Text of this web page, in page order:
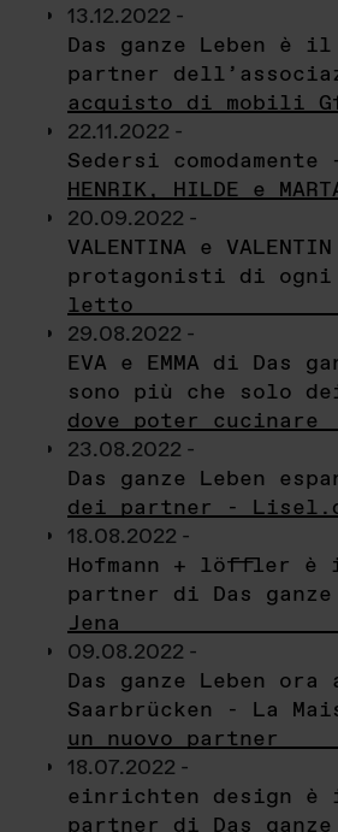
13.12.2022 -
Das ganze Leben è il
partner
acquisto di mobili
22.11.2022 -
Sedersi comodamente
HENRIK, HILDE e
20.09.2022 -
VALENTINA e
protagonisti di ogni
letto
29.08.2022 -
EVA e EMMA di Das
sono più che solo
dove poter cucinare
23.08.2022 -
Das ganze Leben
dei partner -
18.08.2022 -
Hofmann + löffler è
partner di Das ganze
Jena
09.08.2022 -
Das ganze Leben ora
Saarbrücken - La
un nuovo partner
18.07.2022 -
einrichten design è
partner di Das ganze